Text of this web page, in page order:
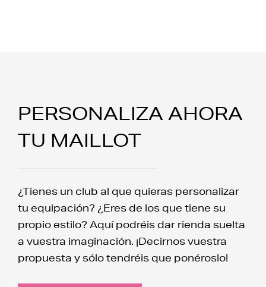
PERSONALIZA AHORA
TU MAILLOT
¿Tienes un club al que quieras personalizar
tu equipación? ¿Eres de los que tiene su
propio estilo? Aquí podréis dar rienda suelta
a vuestra imaginación. ¡Decirnos vuestra
propuesta y sólo tendréis que ponéroslo!